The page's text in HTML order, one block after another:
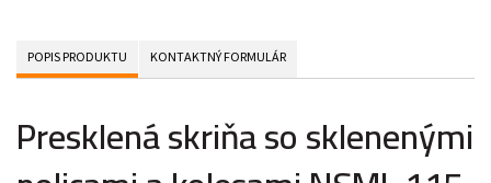
POPIS PRODUKTU KONTAKTNÝ FORMULÁR
Presklená skriňa so sklenenými